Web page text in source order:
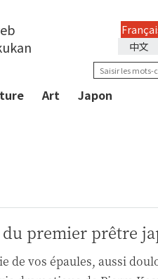
中文
Art Japon
premier prêtre
de vos épaules, aussi